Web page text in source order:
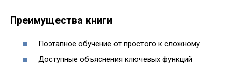
Преимущества книги
Поэтапное обучение от простого к сложному
Доступные объяснения ключевых функций